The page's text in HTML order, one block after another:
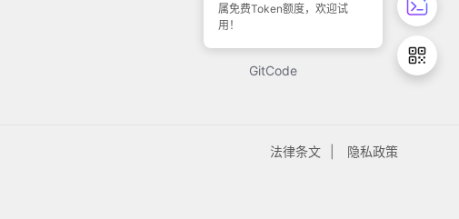
属免费Token额度，欢迎试
用！
51CTO
GitCode
法律条文 隐私政策